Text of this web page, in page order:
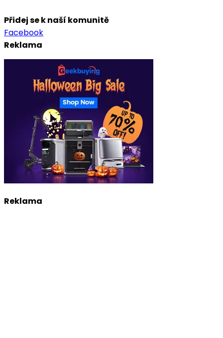
Přidej se k naší komunitě
Facebook
Reklama
Reklama